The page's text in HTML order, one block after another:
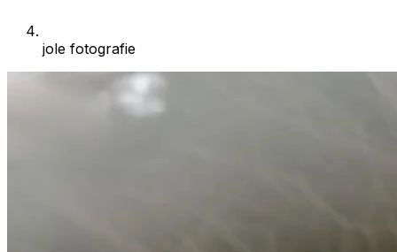
jole fotografie